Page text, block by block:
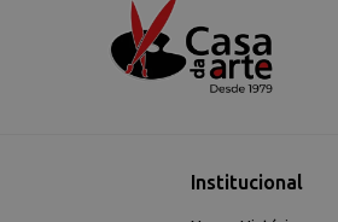
Institucional